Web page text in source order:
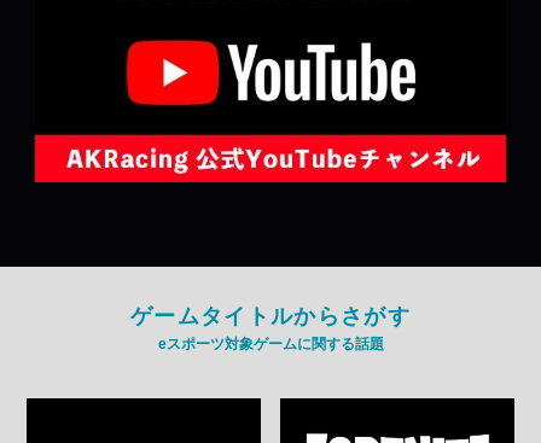
ゲームタイトルからさがす
eスポーツ対象ゲームに関する話題